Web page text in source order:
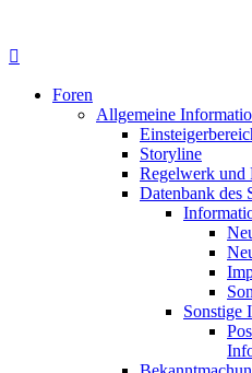
Foren
Allgemeine
Storyline
Regelwerk und
Datenbank des
Sonstige